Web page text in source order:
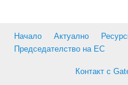
Начало Актуално
Председателство на ЕС
Контакт с